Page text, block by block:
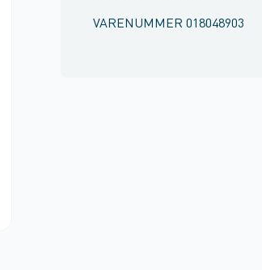
VARENUMMER 018048903